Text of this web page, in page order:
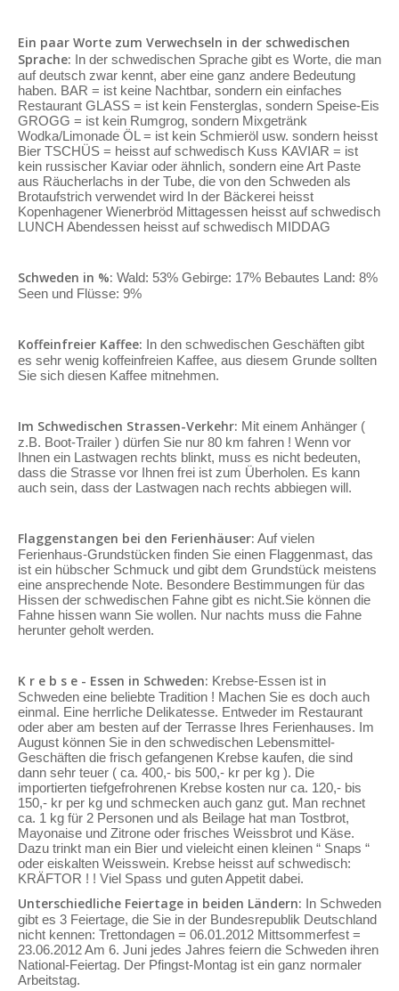
Ein paar Worte zum Verwechseln in der schwedischen
Sprache: In der schwedischen Sprache gibt es Worte, die man
auf deutsch zwar kennt, aber eine ganz andere Bedeutung
haben. BAR = ist keine Nachtbar, sondern ein einfaches
Restaurant GLASS = ist kein Fensterglas, sondern Speise-Eis
GROGG = ist kein Rumgrog, sondern Mixgetränk
Wodka/Limonade ÖL = ist kein Schmieröl usw. sondern heisst
Bier TSCHÜS = heisst auf schwedisch Kuss KAVIAR = ist
kein russischer Kaviar oder ähnlich, sondern eine Art Paste
aus Räucherlachs in der Tube, die von den Schweden als
Brotaufstrich verwendet wird In der Bäckerei heisst
Kopenhagener Wienerbröd Mittagessen heisst auf schwedisch
LUNCH Abendessen heisst auf schwedisch MIDDAG
Schweden in %: Wald: 53% Gebirge: 17% Bebautes Land: 8%
Seen und Flüsse: 9%
Koffeinfreier Kaffee: In den schwedischen Geschäften gibt
es sehr wenig koffeinfreien Kaffee, aus diesem Grunde sollten
Sie sich diesen Kaffee mitnehmen.
Im Schwedischen Strassen-Verkehr: Mit einem Anhänger (
z.B. Boot-Trailer ) dürfen Sie nur 80 km fahren ! Wenn vor
Ihnen ein Lastwagen rechts blinkt, muss es nicht bedeuten,
dass die Strasse vor Ihnen frei ist zum Überholen. Es kann
auch sein, dass der Lastwagen nach rechts abbiegen will.
Flaggenstangen bei den Ferienhäuser: Auf vielen
Ferienhaus-Grundstücken finden Sie einen Flaggenmast, das
ist ein hübscher Schmuck und gibt dem Grundstück meistens
eine ansprechende Note. Besondere Bestimmungen für das
Hissen der schwedischen Fahne gibt es nicht.Sie können die
Fahne hissen wann Sie wollen. Nur nachts muss die Fahne
herunter geholt werden.
K r e b s e - Essen in Schweden: Krebse-Essen ist in
Schweden eine beliebte Tradition ! Machen Sie es doch auch
einmal. Eine herrliche Delikatesse. Entweder im Restaurant
oder aber am besten auf der Terrasse Ihres Ferienhauses. Im
August können Sie in den schwedischen Lebensmittel-
Geschäften die frisch gefangenen Krebse kaufen, die sind
dann sehr teuer ( ca. 400,- bis 500,- kr per kg ). Die
importierten tiefgefrohrenen Krebse kosten nur ca. 120,- bis
150,- kr per kg und schmecken auch ganz gut. Man rechnet
ca. 1 kg für 2 Personen und als Beilage hat man Tostbrot,
Mayonaise und Zitrone oder frisches Weissbrot und Käse.
Dazu trinkt man ein Bier und vieleicht einen kleinen “ Snaps “
oder eiskalten Weisswein. Krebse heisst auf schwedisch:
KRÄFTOR ! ! Viel Spass und guten Appetit dabei.
Unterschiedliche Feiertage in beiden Ländern: In Schweden
gibt es 3 Feiertage, die Sie in der Bundesrepublik Deutschland
nicht kennen: Trettondagen = 06.01.2012 Mittsommerfest =
23.06.2012 Am 6. Juni jedes Jahres feiern die Schweden ihren
National-Feiertag. Der Pfingst-Montag ist ein ganz normaler
Arbeitstag.